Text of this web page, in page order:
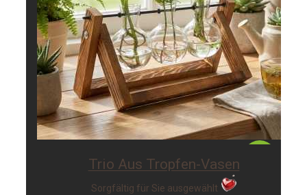
Trio Aus Tropfen-Vasen
Sorgfältig für Sie ausgewählt